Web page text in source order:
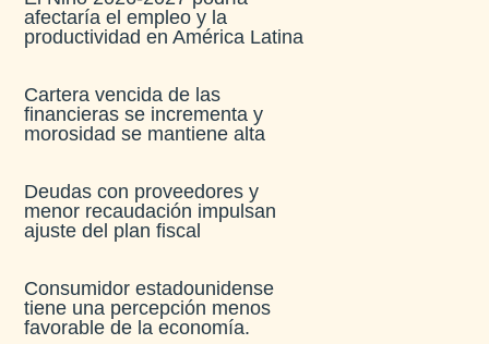
afectaría el empleo y la
productividad en América Latina​
Cartera vencida de las
financieras se incrementa y
morosidad se mantiene alta​
Deudas con proveedores y
menor recaudación impulsan
ajuste del plan fiscal​
Consumidor estadounidense
tiene una percepción menos
favorable de la economía​.